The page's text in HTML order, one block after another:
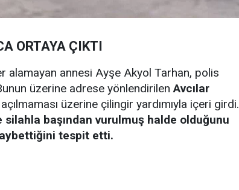
ORTAYA ÇIKTI
alamayan annesi Ayşe Akyol Tarhan, polis
üzerine adrese yönlendirilenAvcılar
açılmaması üzerine çilingir yardımıyla içeri girdi.
silahla başından vurulmuş halde olduğunu
tespit etti.